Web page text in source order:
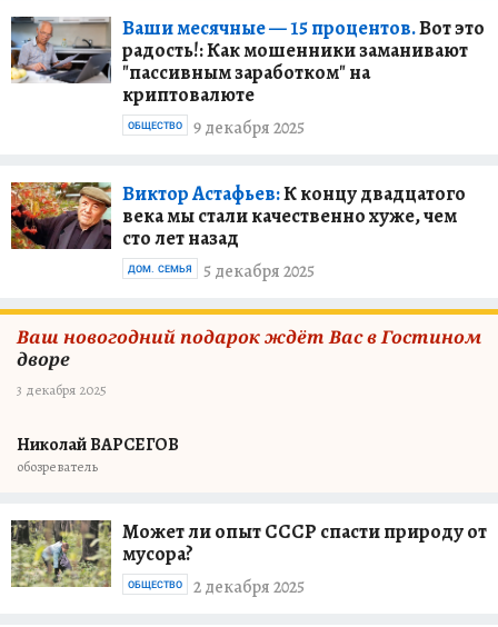
Ваши месячные — 15 процентов.Вот это
радость!: Как мошенники заманивают
"пассивным заработком" на
криптовалюте
9 декабря 2025
ОБЩЕСТВО
Виктор Астафьев:К концу двадцатого
века мы стали качественно хуже, чем
сто лет назад
5 декабря 2025
ДОМ. СЕМЬЯ
Ваш новогодний подарок ждёт Вас в Гостином
дворе
3 декабря 2025
Николай ВАРСЕГОВ
обозреватель
Может ли опыт СССР спасти природу от
мусора?
2 декабря 2025
ОБЩЕСТВО